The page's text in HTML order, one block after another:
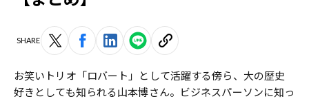
SHARE
お笑いトリオ「ロバート」として活躍する傍ら、大の歴史
好きとしても知られる山本博さん。ビジネスパーソンに知っ